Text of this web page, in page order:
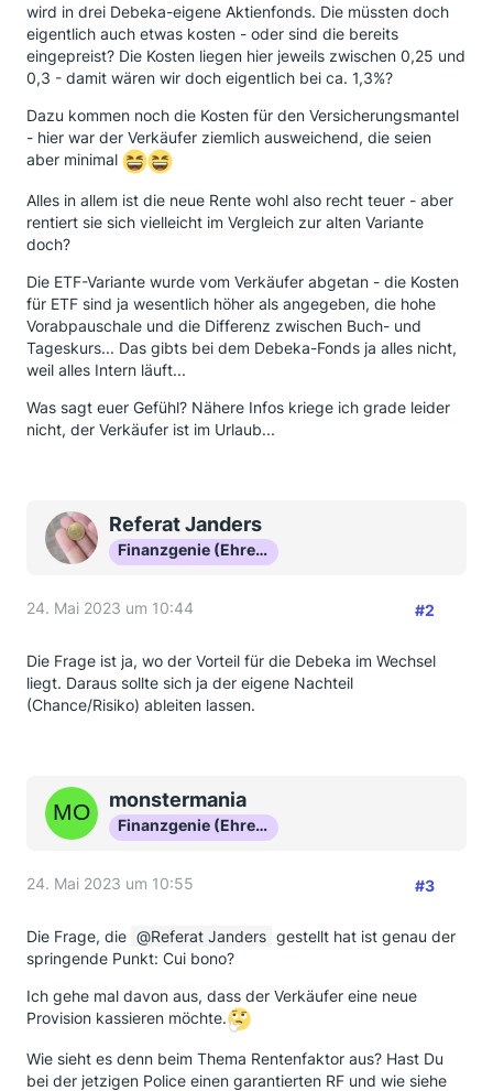
wird in drei Debeka-eigene Aktienfonds. Die müssten doch
eigentlich auch etwas kosten - oder sind die bereits
eingepreist? Die Kosten liegen hier jeweils zwischen 0,25 und
0,3 - damit wären wir doch eigentlich bei ca. 1,3%?
Dazu kommen noch die Kosten für den Versicherungsmantel
- hier war der Verkäufer ziemlich ausweichend, die seien
aber minimal
Alles in allem ist die neue Rente wohl also recht teuer - aber
rentiert sie sich vielleicht im Vergleich zur alten Variante
doch?
Die ETF-Variante wurde vom Verkäufer abgetan - die Kosten
für ETF sind ja wesentlich höher als angegeben, die hohe
Vorabpauschale und die Differenz zwischen Buch- und
Tageskurs... Das gibts bei dem Debeka-Fonds ja alles nicht,
weil alles Intern läuft...
Was sagt euer Gefühl? Nähere Infos kriege ich grade leider
nicht, der Verkäufer ist im Urlaub...
Referat Janders
Finanzgenie (Ehrenmitglied)
24. Mai 2023 um 10:44 #2
Die Frage ist ja, wo der Vorteil für die Debeka im Wechsel
liegt. Daraus sollte sich ja der eigene Nachteil
(Chance/Risiko) ableiten lassen.
monstermania
Finanzgenie (Ehrenmitglied)
24. Mai 2023 um 10:55 #3
Die Frage, die Referat Janders gestellt hat ist genau der
springende Punkt: Cui bono?
Ich gehe mal davon aus, dass der Verkäufer eine neue
Provision kassieren möchte.
Wie sieht es denn beim Thema Rentenfaktor aus? Hast Du
bei der jetzigen Police einen garantierten RF und wie siehe